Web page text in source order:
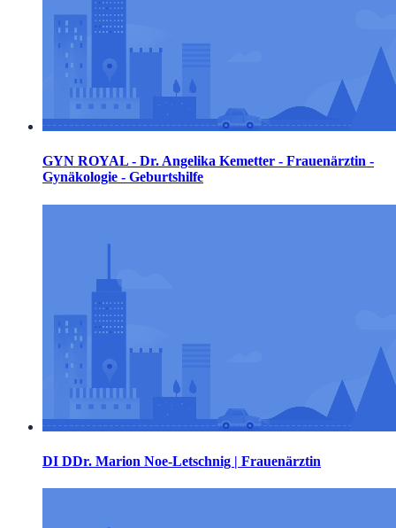
GYN ROYAL - Dr. Angelika Kemetter - Frauenärztin -
Gynäkologie - Geburtshilfe
DI DDr. Marion Noe-Letschnig | Frauenärztin